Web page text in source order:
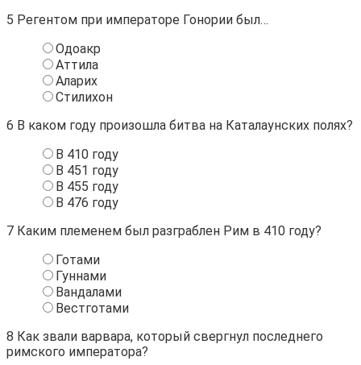
5 Регентом при императоре Гонории был…
Одоакр
Аттила
Аларих
Стилихон
6 В каком году произошла битва на Каталаунских полях?
В 410 году
В 451 году
В 455 году
В 476 году
7 Каким племенем был разграблен Рим в 410 году?
Готами
Гуннами
Вандалами
Вестготами
8 Как звали варвара, который свергнул последнего
римского императора?